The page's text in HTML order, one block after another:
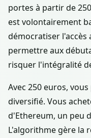
portes à partir de
est volontairement
démocratiser
permettre aux
risquer l'intégralité
Avec 250 euros,
diversifié. Vous
d'Ethereum, un peu
L'algorithme gère la